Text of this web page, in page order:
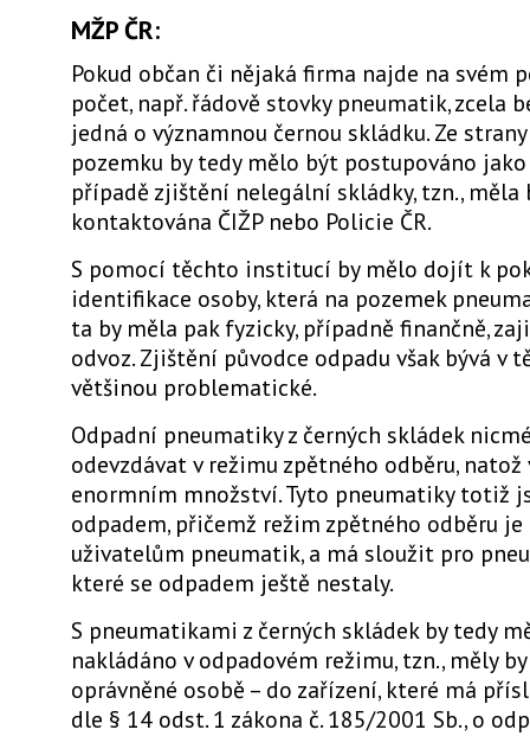
MŽP ČR:
Pokud občan či nějaká firma najde na svém
počet, např. řádově stovky pneumatik, zcela
jedná o významnou černou skládku. Ze
pozemku by tedy mělo být postupováno
případě zjištění nelegální skládky, tzn., měla
kontaktována ČIŽP nebo Policie ČR.
S pomocí těchto institucí by mělo dojít k
identifikace osoby, která na pozemek
ta by měla pak fyzicky, případně finančně,
odvoz. Zjištění původce odpadu však bývá v
většinou problematické.
Odpadní pneumatiky z černých skládek
odevzdávat v režimu zpětného odběru,
enormním množství. Tyto pneumatiky totiž
odpadem, přičemž režim zpětného odběru
uživatelům pneumatik, a má sloužit pro
které se odpadem ještě nestaly.
S pneumatikami z černých skládek by tedy
nakládáno v odpadovém režimu, tzn., měly
oprávněné osobě – do zařízení, které má
dle § 14 odst. 1 zákona č. 185/2001 Sb., o